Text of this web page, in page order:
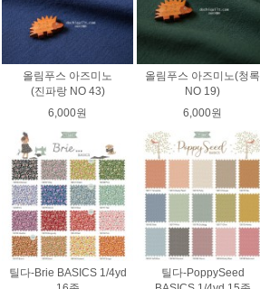
올림푸스 아즈미노
(진파랑 NO 43)
6,000원
올림푸스 아즈미노(청록
NO 19)
6,000원
틸다-Brie BASICS 1/4yd
틸다-PoppySeed